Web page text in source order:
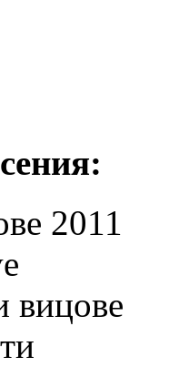
2011
вицове